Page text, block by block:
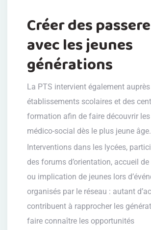
Créer des
avec les jeunes
générations
La PTS intervient également
établissements scolaires et des
formation afin de faire découvrir
médico-social dès le plus jeune âge.
Interventions dans les lycées,
des forums d’orientation, accueil
ou implication de jeunes lors
organisés par le réseau : autant
contribuent à rapprocher les
faire connaître les opportunités